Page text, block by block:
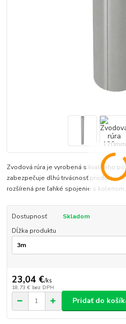
Zvodová rúra je vyrobená s kvaliteho
zabezpečuje dlhú trvácnosť produktu.
rozšírená pre ľahké spojenie s
Dostupnosť
Skladom
Dĺžka produktu
23,04 €/ks
18,73 € bez DPH
Pridať do